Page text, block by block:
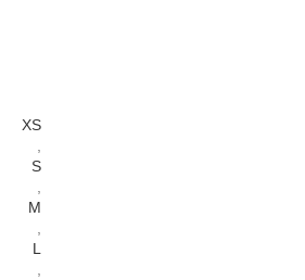
XS
S
M
L